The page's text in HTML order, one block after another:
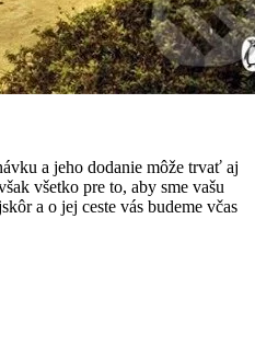
a jeho dodanie môže trvať aj
všetko pre to, aby sme vašu
a o jej ceste vás budeme včas